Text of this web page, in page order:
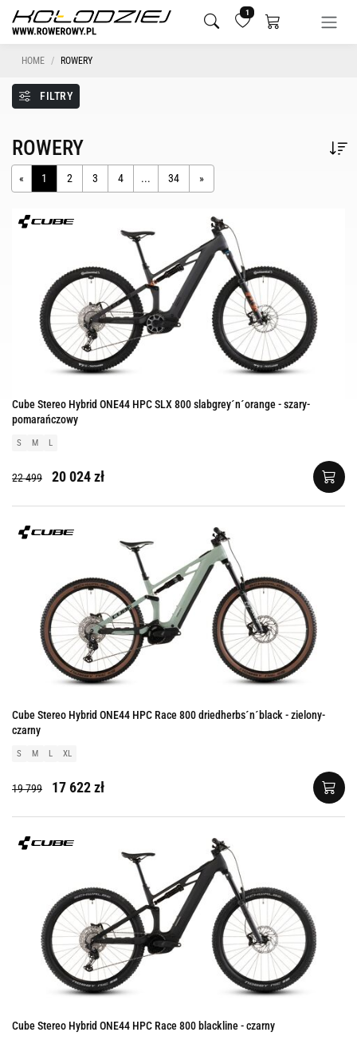
1
HOME ROWERY
FILTRY
ROWERY
« 1 2 3 4 ... 34 »
Cube Stereo Hybrid ONE44 HPC SLX 800 slabgrey´n´orange - szary-
pomarańczowy
S M L
22 499 20 024 zł
Cube Stereo Hybrid ONE44 HPC Race 800 driedherbs´n´black - zielony-
czarny
S M L XL
19 799 17 622 zł
Cube Stereo Hybrid ONE44 HPC Race 800 blackline - czarny